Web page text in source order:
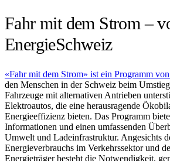
Fahr mit dem Strom –
EnergieSchweiz
«Fahr mit dem Strom» ist ein Programm
den Menschen in der Schweiz beim
Fahrzeuge mit alternativen Antrieben
Elektroautos, die eine herausragende
Energieeffizienz bieten. Das Programm
Informationen und einen umfassenden
Umwelt und Ladeinfrastruktur. Angesichts
Energieverbrauchs im Verkehrssektor und
Energieträger besteht die Notwendigkeit,